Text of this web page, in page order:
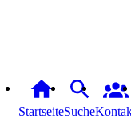
StartseiteSuche